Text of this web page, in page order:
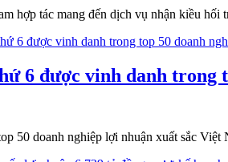
hợp tác mang đến dịch vụ nhận kiều
6 được vinh danh trong
50 doanh nghiệp lợi nhuận xuất sắc